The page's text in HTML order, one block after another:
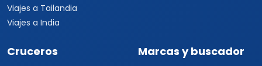
Viajes a Tailandia
Viajes a India
Cruceros Marcas y buscador